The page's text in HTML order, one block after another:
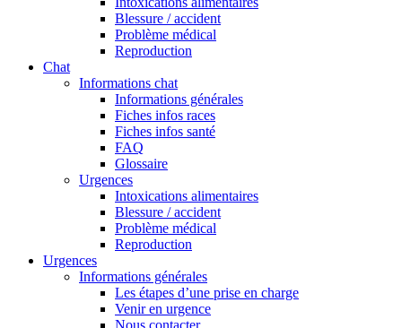
Blessure / accident
Problème médical
Reproduction
Chat
Informations chat
Informations générales
Fiches infos races
Fiches infos santé
FAQ
Glossaire
Urgences
Intoxications alimentaires
Blessure / accident
Problème médical
Reproduction
Urgences
Informations générales
Les étapes d’une prise en charge
Venir en urgence
Nous contacter